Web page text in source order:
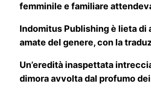
femminile e familiare
Indomitus Publishing è lieta di
amate del genere, con la
Un’eredità inaspettata
dimora avvolta dal profumo